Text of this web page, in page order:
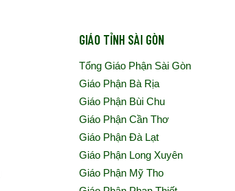
GIÁO TỈNH SÀI GÒN
Tổng Giáo Phận Sài Gòn
Giáo Phận Bà Rịa
Giáo Phận Bùi Chu
Giáo Phận Cần Thơ
Giáo Phận Đà Lạt
Giáo Phận Long Xuyên
Giáo Phận Mỹ Tho